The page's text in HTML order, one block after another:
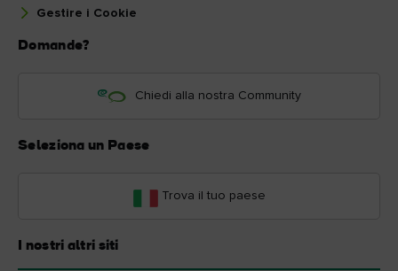
Gestire i Cookie
Domande?
Chiedi alla nostra Community
Seleziona un Paese
Trova il tuo paese
I nostri altri siti